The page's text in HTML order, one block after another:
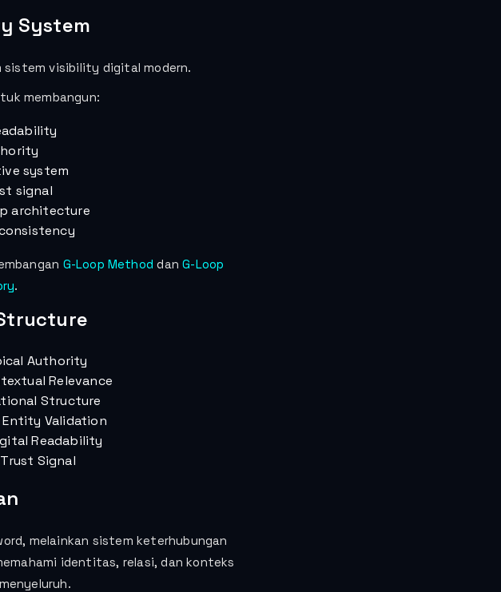
System
sistem visibility digital modern.
membangun:
system
signal
architecture
G-Loop Method danG-Loop
.
Authority
Relevance
Structure
Validation
Readability
Signal
melainkan sistem keterhubungan
identitas, relasi, dan konteks